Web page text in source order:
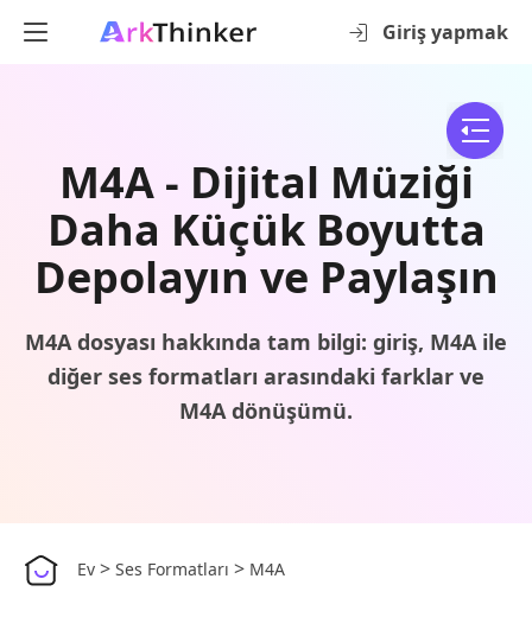
Giriş yapmak
M4A - Dijital Müziği
Daha Küçük Boyutta
Depolayın ve Paylaşın
M4A dosyası hakkında tam bilgi: giriş, M4A ile
diğer ses formatları arasındaki farklar ve
M4A dönüşümü.
Ev > Ses Formatları > M4A